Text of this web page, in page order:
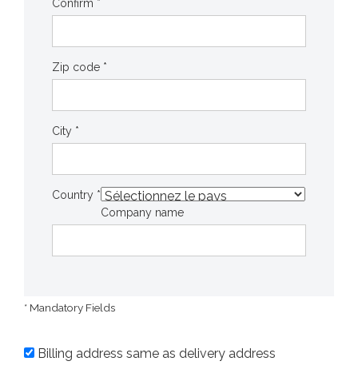
Confirm *
Zip code *
City *
Country *
Company name
* Mandatory Fields
Billing address same as delivery address